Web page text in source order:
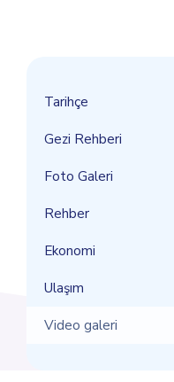
Tarihçe
Gezi Rehberi
Foto Galeri
Rehber
Ekonomi
Ulaşım
Video galeri